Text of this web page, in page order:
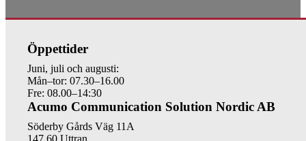
Öppettider
Juni, juli och augusti:
Mån–tor: 07.30–16.00
Fre: 08.00–14:30
Acumo Communication Solution Nordic AB
Söderby Gårds Väg 11A